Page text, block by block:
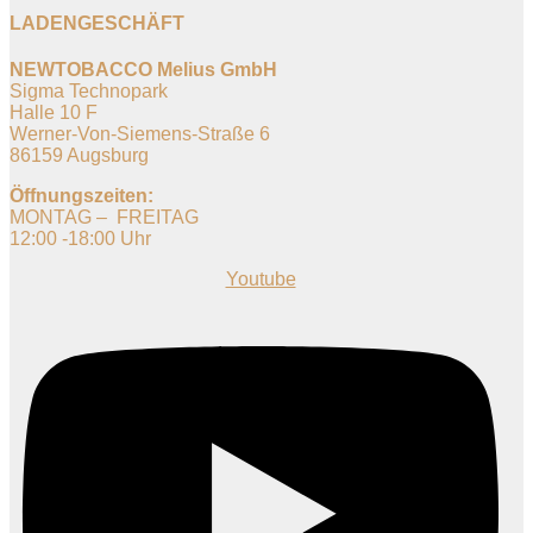
LADENGESCHÄFT
NEWTOBACCO Melius GmbH
Sigma Technopark
Halle 10 F
Werner-Von-Siemens-Straße 6
86159 Augsburg
Öffnungszeiten:
MONTAG – FREITAG
12:00 -18:00 Uhr
Youtube